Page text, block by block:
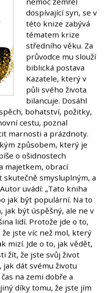
dospívající syn, se v
této knize zabývá
tématem krize
středního věku. Za
průvodce mu slouží
biblická postava
Kazatele, který v
půli svého života
bilancuje. Dosáhl
bohatství, požitky,
cestu, poznal
marnosti a prázdnoty.
způsobem, který je
o ošidnostech
majetkem, obrací
skutečně smysluplným, a
uvádí: „Tato kniha
jak být populární. Na to
jak být úspěšný, ale ne v
lidí. Protože jde o to,
jste víc než mol, který
mizí. Jde o to, jak vědět,
žít, že jste svůj život
dát svému životu
na zemi dobře a
díky tomu, že jste jím